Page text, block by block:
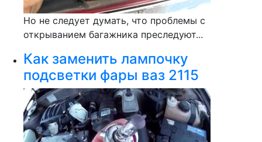
Но не следует думать, что проблемы с
открыванием багажника преследуют...
Как заменить лампочку
подсветки фары ваз 2115